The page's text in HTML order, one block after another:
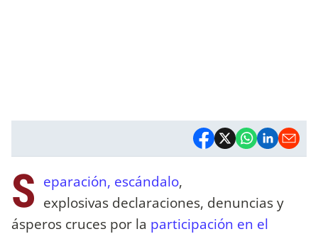
S eparación, escándalo,
explosivas declaraciones, denuncias y
ásperos cruces por la participación en el